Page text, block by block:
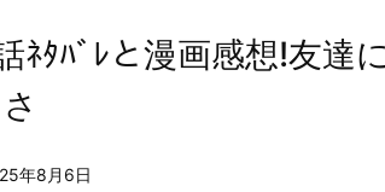
ﾈﾀﾊﾞﾚと漫画感想!友達
年8月6日